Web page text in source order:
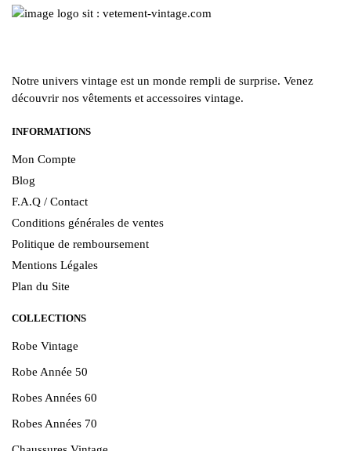
Notre univers vintage est un monde rempli de surprise. Venez
découvrir nos vêtements et accessoires vintage.
INFORMATIONS
Mon Compte
Blog
F.A.Q / Contact
Conditions générales de ventes
Politique de remboursement
Mentions Légales
Plan du Site
COLLECTIONS
Robe Vintage
Robe Année 50
Robes Années 60
Robes Années 70